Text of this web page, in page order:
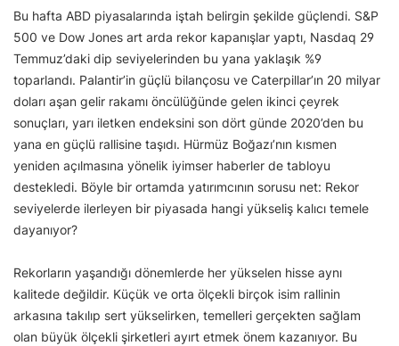
Bu hafta ABD piyasalarında iştah belirgin şekilde güçlendi. S&P
500 ve Dow Jones art arda rekor kapanışlar yaptı, Nasdaq 29
Temmuz’daki dip seviyelerinden bu yana yaklaşık %9
toparlandı. Palantir’in güçlü bilançosu ve Caterpillar’ın 20 milyar
doları aşan gelir rakamı öncülüğünde gelen ikinci çeyrek
sonuçları, yarı iletken endeksini son dört günde 2020’den bu
yana en güçlü rallisine taşıdı. Hürmüz Boğazı’nın kısmen
yeniden açılmasına yönelik iyimser haberler de tabloyu
destekledi. Böyle bir ortamda yatırımcının sorusu net: Rekor
seviyelerde ilerleyen bir piyasada hangi yükseliş kalıcı temele
dayanıyor?
Rekorların yaşandığı dönemlerde her yükselen hisse aynı
kalitede değildir. Küçük ve orta ölçekli birçok isim rallinin
arkasına takılıp sert yükselirken, temelleri gerçekten sağlam
olan büyük ölçekli şirketleri ayırt etmek önem kazanıyor. Bu